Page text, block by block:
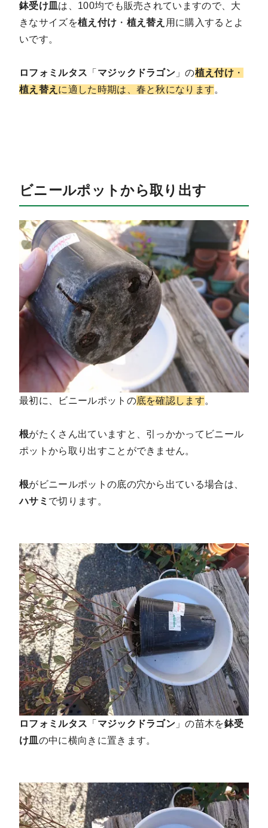
鉢受け皿 は、100均でも販売されていますので、大
きなサイズを植え付け ・ 植え替え 用に購入するとよ
いです。
ロフォミルタス 「 マジックドラゴン 」の植え付け ・
植え替え に適した時期は、春と秋になります。
ビニールポットから取り出す
最初に、ビニールポットの底を確認します。
根がたくさん出ていますと、引っかかってビニール
ポットから取り出すことができません。
根がビニールポットの底の穴から出ている場合は、
ハサミ で切ります。
ロフォミルタス 「 マジックドラゴン 」の苗木を鉢受
け皿 の中に横向きに置きます。